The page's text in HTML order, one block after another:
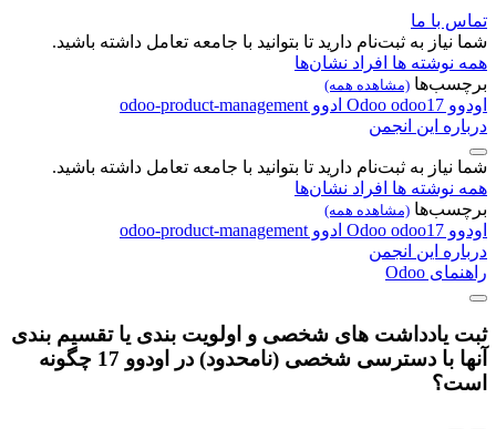
تماس با ما
شما نیاز به ثبت‌نام دارید تا بتوانید با جامعه تعامل داشته باشید.
همه نوشته ها افراد نشان‌ها
برچسب‌ها (مشاهده همه)
اودوو Odoo odoo17 ادوو odoo-product-management
درباره این انجمن
شما نیاز به ثبت‌نام دارید تا بتوانید با جامعه تعامل داشته باشید.
همه نوشته ها افراد نشان‌ها
برچسب‌ها (مشاهده همه)
اودوو Odoo odoo17 ادوو odoo-product-management
درباره این انجمن
راهنمای Odoo
ثبت یادداشت های شخصی و اولویت بندی یا تقسیم بندی
آنها با دسترسی شخصی (نامحدود) در اودوو 17 چگونه
است؟